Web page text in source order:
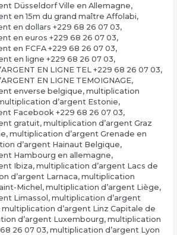
Düsseldorf Ville en Allemagne,
en 15m du grand maître Affolabi,
en dollars +229 68 26 07 03,
en euros +229 68 26 07 03,
en FCFA +229 68 26 07 03,
en ligne +229 68 26 07 03,
EN LIGNE TEL +229 68 26 07 03,
EN LIGNE TEMOIGNAGE,
enverse belgique, multiplication
d’argent Estonie,
Facebook +229 68 26 07 03,
gratuit, multiplication d’argent Graz
, multiplication d’argent Grenade en
d’argent Hainaut Belgique,
Hambourg en allemagne,
Ibiza, multiplication d’argent Lacs de
d’argent Larnaca, multiplication
Michel, multiplication d’argent Liège,
Limassol, multiplication d’argent
multiplication d’argent Linz Capitale de
d’argent Luxembourg, multiplication
26 07 03, multiplication d’argent Lyon